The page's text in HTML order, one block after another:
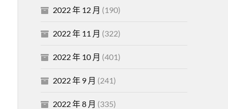
2022 年 12 月 (190)
2022 年 11 月 (322)
2022 年 10 月 (401)
2022 年 9 月 (241)
2022 年 8 月 (335)